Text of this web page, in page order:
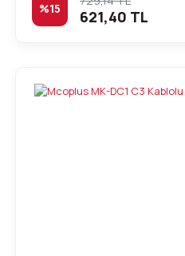
%15 621,40 TL